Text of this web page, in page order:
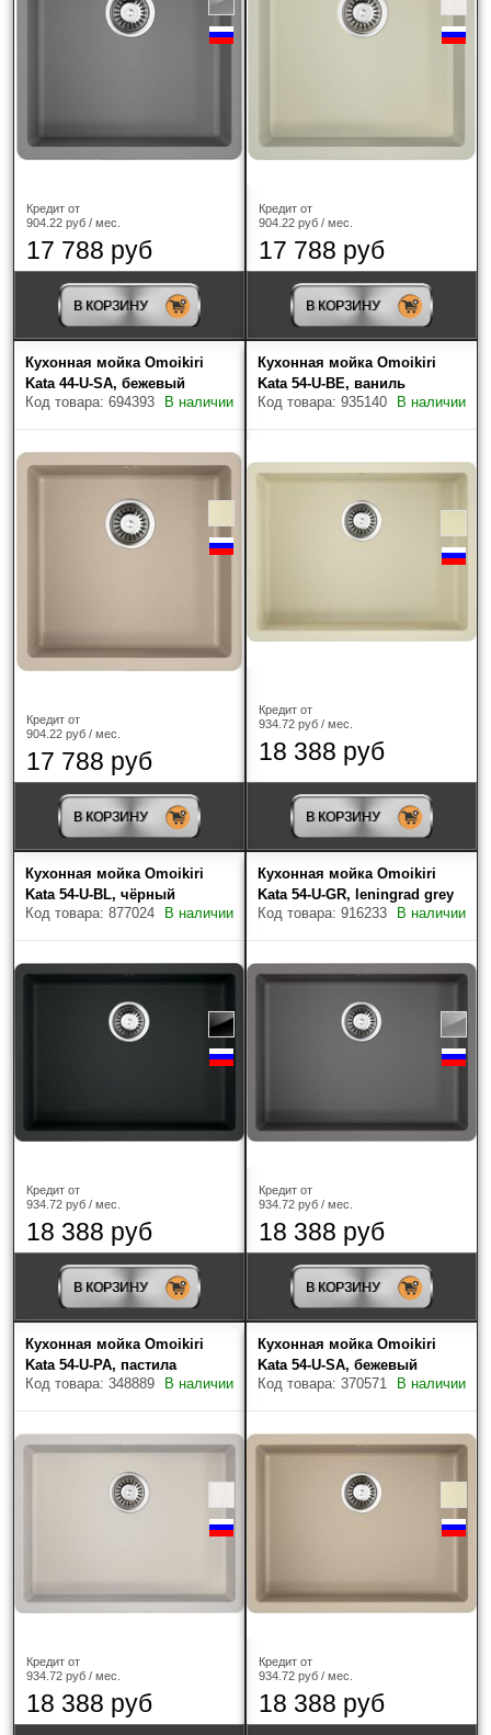
Искусственный гранит
Керамика(39)
Нержавеющая сталь с покрытием PVD(54)
Нержавеющая сталь
Artgranit (90)
Нержавеющая сталь/Стекло
искусственный гранит ARTGRANIT(18)
natceramic(58)
кварцевый композит
Количество чаш
Установка в базу
Размер мойки (ШxГ)
Форма чаши
Крыло
Найдено товаров: 447
Кредит от
904.22 руб / мес.
17 788 руб
В КОРЗИНУ
Кредит от
904.22 руб / мес.
17 788 руб
В КОРЗИНУ
Кухонная мойка Omoikiri
Kata 44-U-SA, бежевый
Код товара: 694393
В наличии
Кредит от
904.22 руб / мес.
17 788 руб
В КОРЗИНУ
Кухонная мойка Omoikiri
Kata 54-U-BE, ваниль
Код товара: 935140
В наличии
Кредит от
934.72 руб / мес.
18 388 руб
В КОРЗИНУ
Кухонная мойка Omoikiri
Kata 54-U-BL, чёрный
Код товара: 877024
В наличии
Кредит от
934.72 руб / мес.
18 388 руб
В КОРЗИНУ
Кухонная мойка Omoikiri
Kata 54-U-GR, leningrad grey
Код товара: 916233
В наличии
Кредит от
934.72 руб / мес.
18 388 руб
В КОРЗИНУ
Кухонная мойка Omoikiri
Kata 54-U-PA, пастила
Код товара: 348889
В наличии
Кредит от
934.72 руб / мес.
18 388 руб
Кухонная мойка Omoikiri
Kata 54-U-SA, бежевый
Код товара: 370571
В наличии
Кредит от
934.72 руб / мес.
18 388 руб